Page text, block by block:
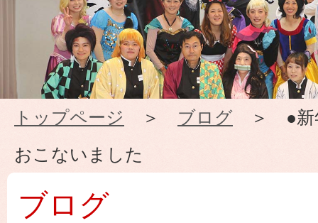
め
ぐ
み
幼
稚
トップページ ＞ ブログ ＞ ●新
おこないました
ブログ